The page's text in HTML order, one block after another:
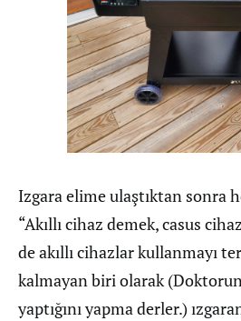
Izgara elime ulaştıktan sonra
“Akıllı cihaz demek, casus
de akıllı cihazlar kullanmayı
kalmayan biri olarak
yaptığını yapma derler.)